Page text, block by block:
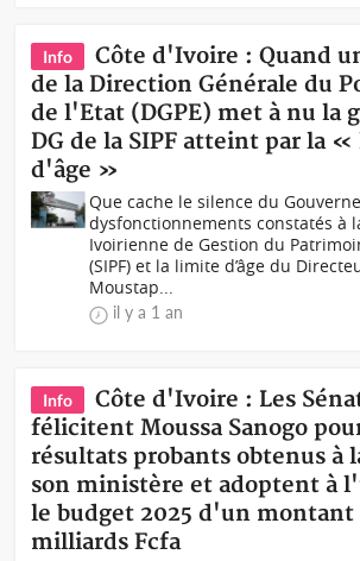
Info
Côte d'Ivoire : Quand
de la Direction Générale du
de l'Etat (DGPE) met à nu la
DG de la SIPF atteint par la
d'âge »
Que cache le silence du
dysfonctionnements constatés à
Ivoirienne de Gestion du
(SIPF) et la limite d’âge du
Moustap...
il y a 1 an
Info
Côte d'Ivoire : Les
félicitent Moussa Sanogo
résultats probants obtenus à
son ministère et adoptent à
le budget 2025 d'un montant
milliards Fcfa